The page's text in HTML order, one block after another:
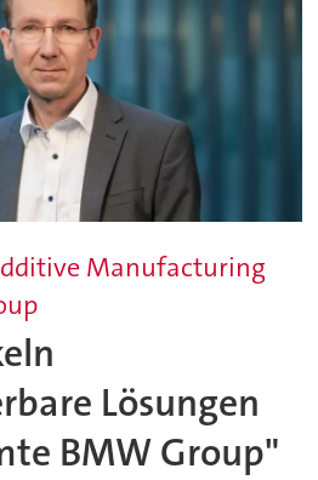
Manufacturing
Lösungen
BMW Group"